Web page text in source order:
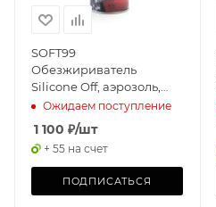
SOFT99
Обезжириватель
Silicone Off, аэрозоль,
300 мл
Ожидаем поступление
1 100 ₽/шт
+ 55 на счет
ПОДПИСАТЬСЯ